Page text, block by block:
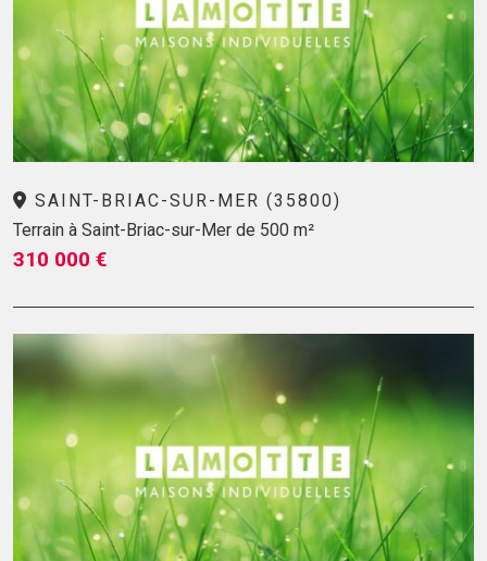
SAINT-BRIAC-SUR-MER (35800)
Terrain à Saint-Briac-sur-Mer de 500 m²
310 000 €